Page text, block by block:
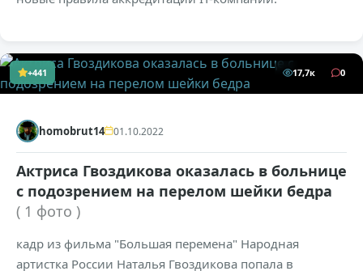
+441 17,7к 0
homobrut14 01.10.2022
Актриса Гвоздикова оказалась в больнице
с подозрением на перелом шейки бедра
( 1 фото )
кадр из фильма "Большая перемена" Народная
артистка России Наталья Гвоздикова попала в